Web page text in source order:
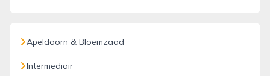
Apeldoorn & Bloemzaad
Intermediair